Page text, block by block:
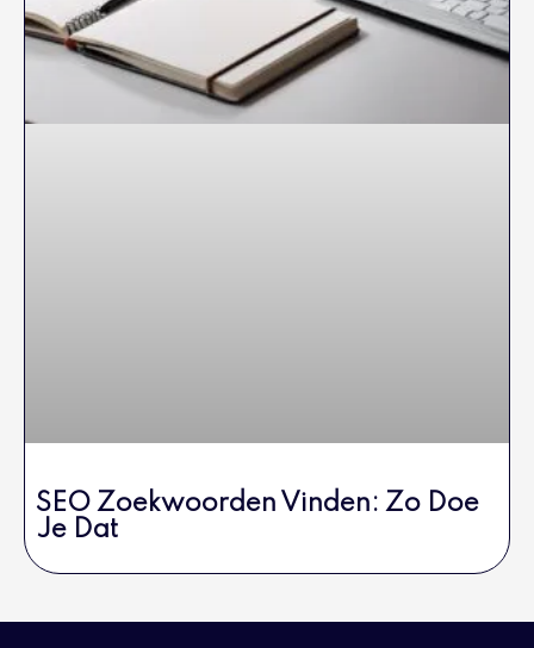
SEO Zoekwoorden Vinden: Zo Doe
Je Dat